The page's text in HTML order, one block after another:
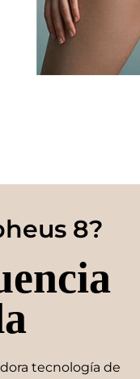
8?
tecnología de